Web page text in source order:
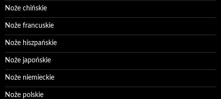
Noże chińskie
Noże francuskie
Noże hiszpańskie
Noże japońskie
Noże niemieckie
Noże polskie